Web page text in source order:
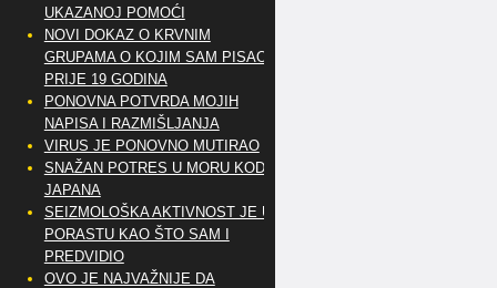
UKAZANOJ POMOĆI
NOVI DOKAZ O KRVNIM
GRUPAMA O KOJIM SAM PISAO
PRIJE 19 GODINA
PONOVNA POTVRDA MOJIH
NAPISA I RAZMIŠLJANJA
VIRUS JE PONOVNO MUTIRAO
SNAŽAN POTRES U MORU KOD
JAPANA
SEIZMOLOŠKA AKTIVNOST JE U
PORASTU KAO ŠTO SAM I
PREDVIDIO
OVO JE NAJVAŽNIJE DA